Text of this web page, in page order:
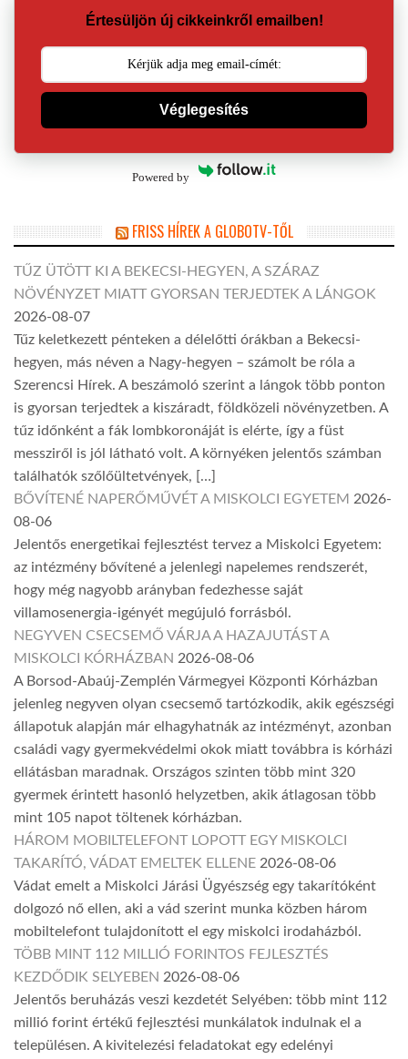
Értesüljön új cikkeinkről emailben!
Véglegesítés
Powered by
FRISS HÍREK A GLOBOTV-TŐL
TŰZ ÜTÖTT KI A BEKECSI-HEGYEN, A SZÁRAZ
NÖVÉNYZET MIATT GYORSAN TERJEDTEK A LÁNGOK
2026-08-07
Tűz keletkezett pénteken a délelőtti órákban a Bekecsi-
hegyen, más néven a Nagy-hegyen – számolt be róla a
Szerencsi Hírek. A beszámoló szerint a lángok több ponton
is gyorsan terjedtek a kiszáradt, földközeli növényzetben. A
tűz időnként a fák lombkoronáját is elérte, így a füst
messziről is jól látható volt. A környéken jelentős számban
találhatók szőlőültetvények, […]
BŐVÍTENÉ NAPERŐMŰVÉT A MISKOLCI EGYETEM 2026-
08-06
Jelentős energetikai fejlesztést tervez a Miskolci Egyetem:
az intézmény bővítené a jelenlegi napelemes rendszerét,
hogy még nagyobb arányban fedezhesse saját
villamosenergia-igényét megújuló forrásból.
NEGYVEN CSECSEMŐ VÁRJA A HAZAJUTÁST A
MISKOLCI KÓRHÁZBAN 2026-08-06
A Borsod-Abaúj-Zemplén Vármegyei Központi Kórházban
jelenleg negyven olyan csecsemő tartózkodik, akik egészségi
állapotuk alapján már elhagyhatnák az intézményt, azonban
családi vagy gyermekvédelmi okok miatt továbbra is kórházi
ellátásban maradnak. Országos szinten több mint 320
gyermek érintett hasonló helyzetben, akik átlagosan több
mint 105 napot töltenek kórházban.
HÁROM MOBILTELEFONT LOPOTT EGY MISKOLCI
TAKARÍTÓ, VÁDAT EMELTEK ELLENE 2026-08-06
Vádat emelt a Miskolci Járási Ügyészség egy takarítóként
dolgozó nő ellen, aki a vád szerint munka közben három
mobiltelefont tulajdonított el egy miskolci irodaházból.
TÖBB MINT 112 MILLIÓ FORINTOS FEJLESZTÉS
KEZDŐDIK SELYEBEN 2026-08-06
Jelentős beruházás veszi kezdetét Selyében: több mint 112
millió forint értékű fejlesztési munkálatok indulnak el a
településen. A kivitelezési feladatokat egy edelényi